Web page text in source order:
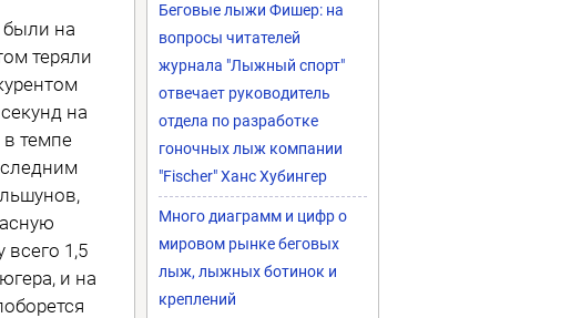
были на
теряли
на
в темпе
всего 1,5
и на
Беговые лыжи Фишер: на
вопросы читателей
журнала "Лыжный спорт"
отвечает руководитель
отдела по разработке
гоночных лыж компании
"Fischer" Ханс Хубингер
Много диаграмм и цифр о
мировом рынке беговых
лыж, лыжных ботинок и
креплений